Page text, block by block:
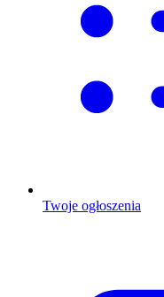
Twoje ogłoszenia